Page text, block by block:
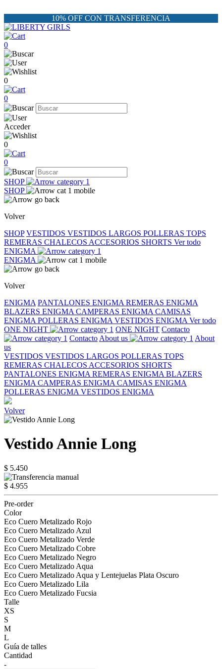
10% OFF CON TRANSFERENCIA
0
0
0
Acceder
0
0
SHOP
SHOP
Volver
SHOP VESTIDOS VESTIDOS LARGOS POLLERAS TOPS
REMERAS CHALECOS ACCESORIOS SHORTS Ver todo
ENIGMA
ENIGMA
Volver
ENIGMA PANTALONES ENIGMA REMERAS ENIGMA
BLAZERS ENIGMA CAMPERAS ENIGMA CAMISAS
ENIGMA POLLERAS ENIGMA VESTIDOS ENIGMA Ver todo
ONE NIGHT
ONE NIGHT Contacto
Contacto About us
About
us
VESTIDOS VESTIDOS LARGOS POLLERAS TOPS
REMERAS CHALECOS ACCESORIOS SHORTS
PANTALONES ENIGMA REMERAS ENIGMA BLAZERS
ENIGMA CAMPERAS ENIGMA CAMISAS ENIGMA
POLLERAS ENIGMA VESTIDOS ENIGMA
Volver
Vestido Annie Long
$ 5.450
$ 4.955
Pre-order
Color
Eco Cuero Metalizado Rojo
Eco Cuero Metalizado Azul
Eco Cuero Metalizado Verde
Eco Cuero Metalizado Cobre
Eco Cuero Metalizado Negro
Eco Cuero Metalizado Aqua
Eco Cuero Metalizado Aqua y Lentejuelas Plata Oscuro
Eco Cuero Metalizado Lila
Eco Cuero Metalizado Fucsia
Talle
XS
S
M
L
Guía de talles
Cantidad
-